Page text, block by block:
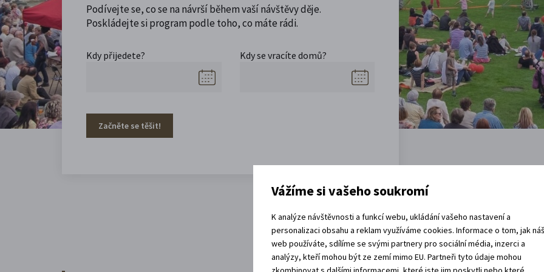
Podívejte se, co se na návrší během vaší návštěvy děje.
Poskládejte si program podle toho, co máte rádi.
Kdy přijedete? Kdy se vracíte domů?
Začněte se těšit!
Akce, co jsou za rohem
Vážíme si vašeho soukromí
K analýze návštěvnosti a funkcí webu, ukládání vašeho nastavení a
personalizaci obsahu a reklam využíváme cookies. Informace o tom, jak
web používáte, sdílíme se svými partnery pro sociální média, inzerci a
analýzy, kteří mohou být ze zemí mimo EU. Partneři tyto údaje mohou